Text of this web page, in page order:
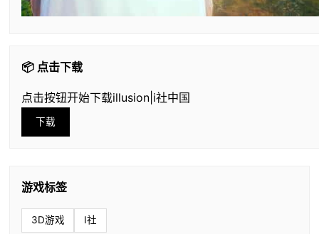
📦 点击下载
点击按钮开始下载illusion|i社中国
下载
游戏标签
3D游戏 I社